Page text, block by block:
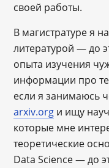
своей работы.
В магистратуре я
литературой — до
опыта изучения
информации про
если я занимаюсь
arxiv.org и ищу
которые мне
теоретические
Data Science — до